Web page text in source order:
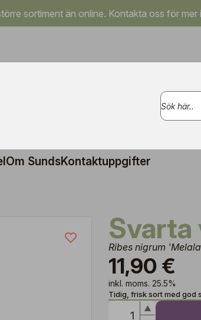
sortiment än online. Kontakta oss för mer
Om SundsKontaktuppgifter
Ribes nigrum
11,90 €
inkl. moms. 25.5%
Tidig, frisk sort med god